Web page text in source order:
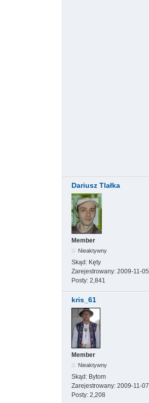
Dariusz Tlałka
Member
Nieaktywny
Skąd: Kęty
Zarejestrowany: 2009-11-05
Posty: 2,841
kris_61
Member
Nieaktywny
Skąd: Bytom
Zarejestrowany: 2009-11-07
Posty: 2,208